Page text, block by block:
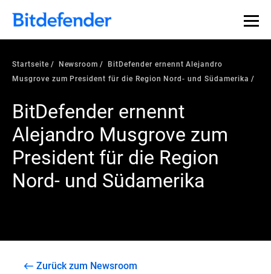
Startseite Newsroom
BitDefender ernennt Alejandro
Musgrove zum President für die Region Nord- und Südamerika
BitDefender ernennt
Alejandro Musgrove zum
President für die Region
Nord- und Südamerika
Zurück zum Newsroom